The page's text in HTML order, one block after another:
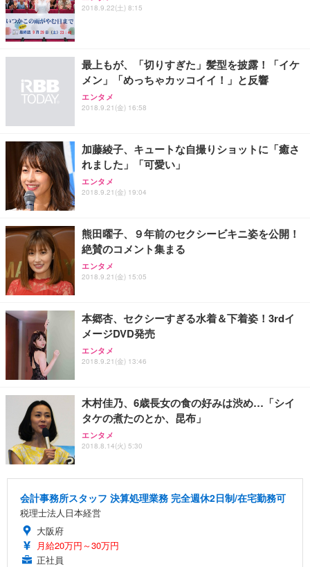
2018.9.22(土) 8:15
最上もが、「切りすぎた」髪型を披露！「イケ
メン」「めっちゃカッコイイ！」と反響
エンタメ
2018.9.21(金) 16:58
加藤綾子、キュートな自撮りショットに「癒さ
れました」「可愛い」
エンタメ
2018.9.21(金) 19:04
熊田曜子、９年前のセクシービキニ姿を公開！
絶賛のコメント集まる
エンタメ
2018.9.21(金) 15:05
本郷杏、セクシーすぎる水着＆下着姿！3rdイ
メージDVD発売
エンタメ
2018.9.21(金) 13:46
木村佳乃、6歳長女の食の好みは渋め…「シイ
タケの煮たのとか、昆布」
エンタメ
2018.8.14(火) 5:30
会計事務所スタッフ 決算処理業務 完全週休2日制/在宅勤務可
税理士法人日本経営
大阪府
月給20万円～30万円
正社員